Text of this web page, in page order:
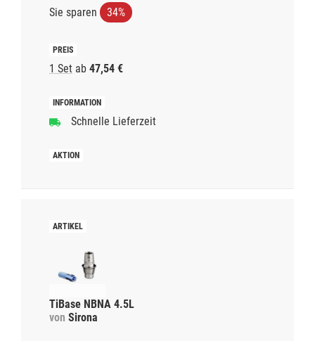
Sie sparen 34%
1 Set ab 47,54 €
Schnelle Lieferzeit
TiBase NBNA 4.5L
von Sirona